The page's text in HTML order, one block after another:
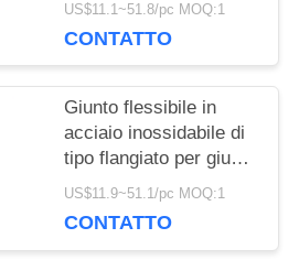
US$11.1~51.8/pc MOQ:1
CONTATTO
Giunto flessibile in
acciaio inossidabile di
tipo flangiato per giunto
di dilatazione del tubo
US$11.9~51.1/pc MOQ:1
CONTATTO